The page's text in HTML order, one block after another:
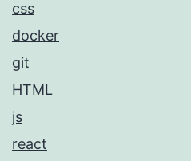
css
docker
git
HTML
js
react